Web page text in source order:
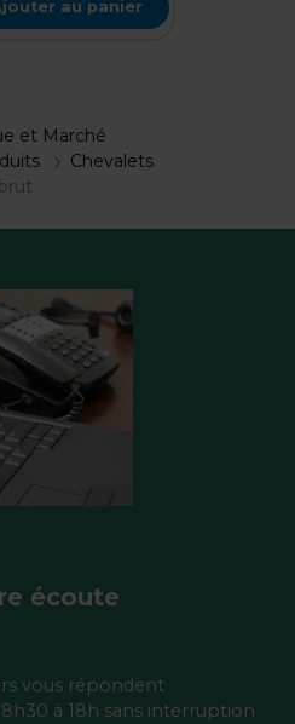
au panier
et Marché
Chevalets
écoute
vous répondent
à 18h sans interruption